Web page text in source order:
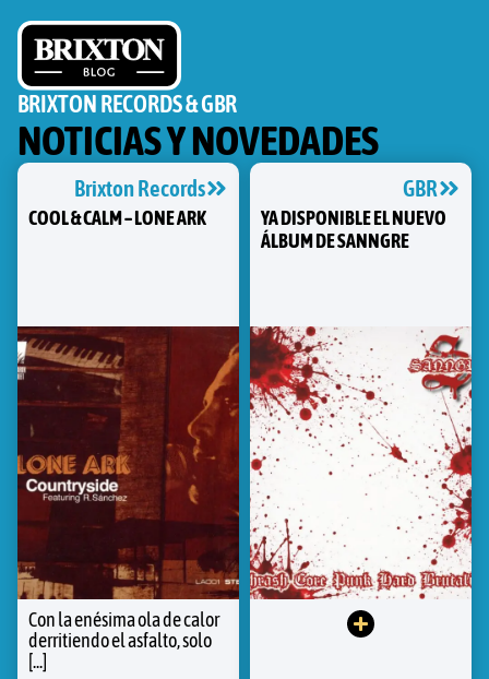
BRIXTON RECORDS & GBR
NOTICIAS Y NOVEDADES
Brixton Records
COOL & CALM – LONE ARK
Con la enésima ola de calor
derritiendo el asfalto, solo
[...]
GBR
YA DISPONIBLE EL NUEVO
ÁLBUM DE SANNGRE